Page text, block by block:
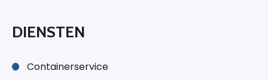
DIENSTEN
Containerservice